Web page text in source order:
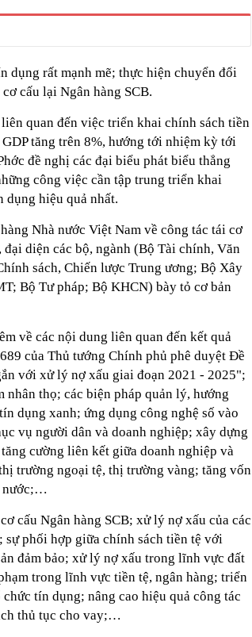
dụng rất mạnh mẽ; thực hiện chuyển đổi
cấu lại Ngân hàng SCB.
quan đến việc triển khai chính sách tiền
tăng trên 8%, hướng tới nhiệm kỳ tới
đề nghị các đại biểu phát biểu thẳng
công việc cần tập trung triển khai
dụng hiệu quả nhất.
Nhà nước Việt Nam về công tác tái cơ
diện các bộ, ngành (Bộ Tài chính, Văn
sách, Chiến lược Trung ương; Bộ Xây
Bộ Tư pháp; Bộ KHCN) bày tỏ cơ bản
về các nội dung liên quan đến kết quả
của Thủ tướng Chính phủ phê duyệt Đề
với xử lý nợ xấu giai đoạn 2021 - 2025";
thọ; các biện pháp quản lý, hướng
dụng xanh; ứng dụng công nghệ số vào
vụ người dân và doanh nghiệp; xây dựng
cường liên kết giữa doanh nghiệp và
trường ngoại tệ, thị trường vàng; tăng vốn
nước;…
cấu Ngân hàng SCB; xử lý nợ xấu của các
phối hợp giữa chính sách tiền tệ với
đảm bảo; xử lý nợ xấu trong lĩnh vực đất
trong lĩnh vực tiền tệ, ngân hàng; triển
tín dụng; nâng cao hiệu quả công tác
thủ tục cho vay;…